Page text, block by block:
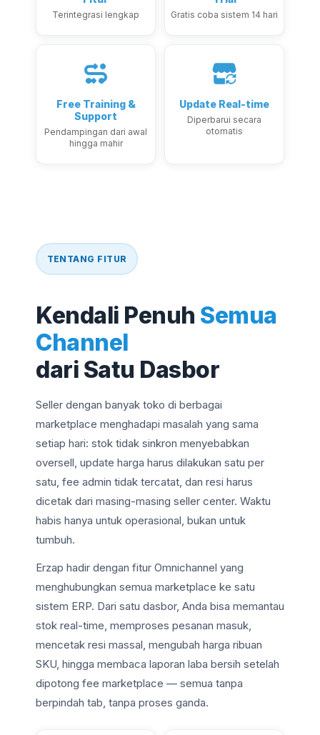
Terintegrasi lengkap Gratis coba sistem 14 hari
Free Training &
Support
Pendampingan dari awal
hingga mahir
Update Real-time
Diperbarui secara
otomatis
TENTANG FITUR
Kendali Penuh Semua
Channel
dari Satu Dasbor
Seller dengan banyak toko di berbagai
marketplace menghadapi masalah yang sama
setiap hari: stok tidak sinkron menyebabkan
oversell, update harga harus dilakukan satu per
satu, fee admin tidak tercatat, dan resi harus
dicetak dari masing-masing seller center. Waktu
habis hanya untuk operasional, bukan untuk
tumbuh.
Erzap hadir dengan fitur Omnichannel yang
menghubungkan semua marketplace ke satu
sistem ERP. Dari satu dasbor, Anda bisa memantau
stok real-time, memproses pesanan masuk,
mencetak resi massal, mengubah harga ribuan
SKU, hingga membaca laporan laba bersih setelah
dipotong fee marketplace — semua tanpa
berpindah tab, tanpa proses ganda.